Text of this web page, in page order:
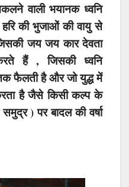
वाली भयानक ध्वनि
हरि की भुजाओं की वायु से
जय जय कार देवता
हैं , जिसकी ध्वनि
फैलती है और जो युद्ध में
है जैसे किसी कल्प के
) पर बादल की वर्षा